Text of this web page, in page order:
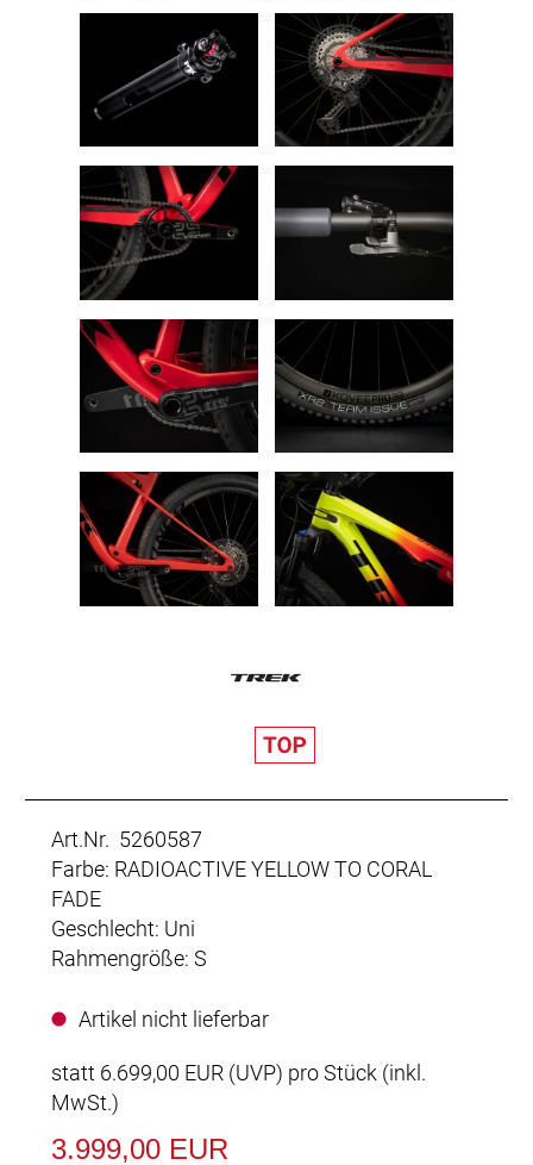
Art.Nr. 5260587
Farbe: RADIOACTIVE YELLOW TO CORAL
FADE
Geschlecht: Uni
Rahmengröße: S
Artikel nicht lieferbar
statt 6.699,00 EUR (UVP) pro Stück (inkl.
MwSt.)
3.999,00 EUR